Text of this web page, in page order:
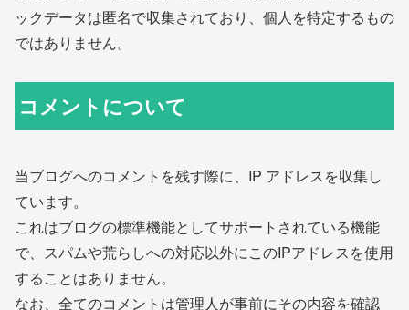
ックデータは匿名で収集されており、個人を特定するもの
ではありません。
コメントについて
当ブログへのコメントを残す際に、IP アドレスを収集し
ています。
これはブログの標準機能としてサポートされている機能
で、スパムや荒らしへの対応以外にこのIPアドレスを使用
することはありません。
なお、全てのコメントは管理人が事前にその内容を確認